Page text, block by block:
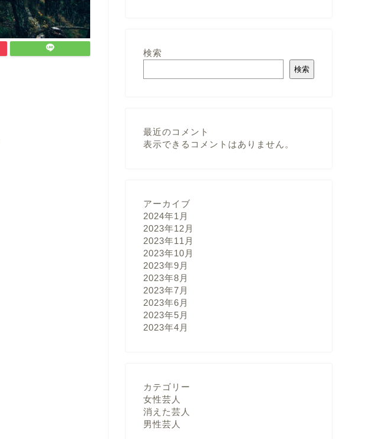
検索
検索
最近のコメント
表示できるコメントはありません。
アーカイブ
2024年1月
2023年12月
2023年11月
2023年10月
2023年9月
2023年8月
2023年7月
2023年6月
2023年5月
2023年4月
カテゴリー
女性芸人
消えた芸人
男性芸人